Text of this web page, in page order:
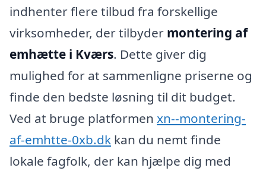
indhenter flere tilbud fra forskellige
virksomheder, der tilbyder montering af
emhætte i Kværs. Dette giver dig
mulighed for at sammenligne priserne og
finde den bedste løsning til dit budget.
Ved at bruge platformen xn--montering-
af-emhtte-0xb.dk kan du nemt finde
lokale fagfolk, der kan hjælpe dig med